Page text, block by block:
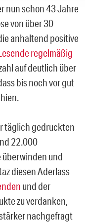
nun schon 43 Jahre
von über 30
anhaltend positive
regelmäßig
auf deutlich über
bis noch vor gut
täglich gedruckten
22.000
überwinden und
diesen Aderlass
und der
zu verdanken,
nachgefragt